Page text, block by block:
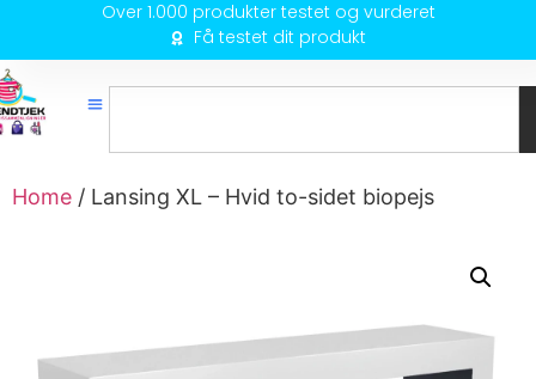
Over 1.000 produkter testet og vurderet
Få testet dit produkt
Home / Lansing XL – Hvid to-sidet biopejs